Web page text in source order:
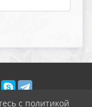
с политикой